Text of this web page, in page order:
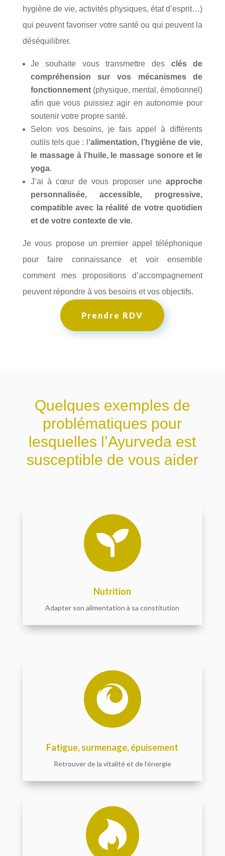
hygiène de vie, activités physiques, état d’esprit…)
qui peuvent favoriser votre santé ou qui peuvent la
déséquilibrer.
Je souhaite vous transmettre des clés de
compréhension sur vos mécanismes de
fonctionnement(physique, mental, émotionnel)
afin que vous puissiez agir en autonomie pour
soutenir votre propre santé.
Selon vos besoins, je fais appel à différents
outils tels que : l ‘alimentation, l’hygiène de vie,
le massage à l’huile, le massage sonore et le
yoga.
J’ai à cœur de vous proposer uneapproche
personnalisée, accessible, progressive,
compatible avec la réalité de votre quotidien
et de votre contexte de vie.
Je vous propose un premier appel téléphonique
pour faire connaissance et voir ensemble
comment mes propositions d’accompagnement
peuvent répondre à vos besoins et vos objectifs.
Prendre RDV
Quelques exemples de
problématiques pour
lesquelles l’Ayurveda est
susceptible de vous aider

Nutrition
Adapter son alimentation à sa constitution

Fatigue, surmenage, épuisement
Retrouver de la vitalité et de l’énergie
